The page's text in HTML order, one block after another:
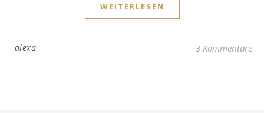
WEITERLESEN
alexa 3 Kommentare